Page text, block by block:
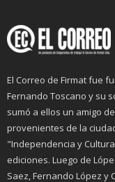
El Correo de Firmat fue
Fernando Toscano y su
sumó a ellos un amigo
provenientes de la
"Independencia y
ediciones. Luego de
Saez, Fernando López y